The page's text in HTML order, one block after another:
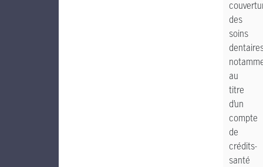
des
soins
au
titre
d’un
compte
de
crédits-
santé